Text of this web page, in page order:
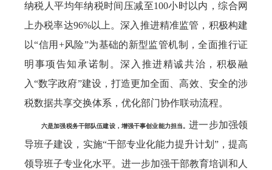
纳税人平均年纳税时间压减至100小时以内，综合网
上办税率达96%以上。深入推进精准监管，积极构建
以“信用+风险”为基础的新型监管机制，全面推行证
明事项告知承诺制。深入推进精诚共治，积极融
入“数字政府”建设，打造更加全面、高效、安全的涉
税数据共享交换体系，优化部门协作联动流程。
六是加强税务干部队伍建设，增强干事创业能力担当。进一步加强领
导班子建设，实施“干部专业化能力提升计划”，提高
领导班子专业化水平。进一步加强干部教育培训和人